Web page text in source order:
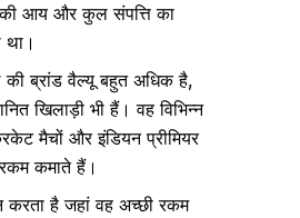
आय और कुल संपत्ति का
की ब्रांड वैल्यू बहुत अधिक है,
खिलाड़ी भी हैं। वह विभिन्न
मैचों और इंडियन प्रीमियर
कमाते हैं।
करता है जहां वह अच्छी रकम